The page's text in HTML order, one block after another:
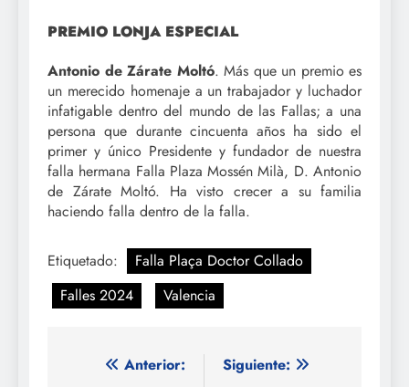
PREMIO LONJA ESPECIAL
Antonio de Zárate Moltó. Más que un premio es
un merecido homenaje a un trabajador y luchador
infatigable dentro del mundo de las Fallas; a una
persona que durante cincuenta años ha sido el
primer y único Presidente y fundador de nuestra
falla hermana Falla Plaza Mossén Milà, D. Antonio
de Zárate Moltó. Ha visto crecer a su familia
haciendo falla dentro de la falla.
Etiquetado:
Falla Plaça Doctor Collado
Falles 2024
Valencia
Navegación
Anterior:
Siguiente: